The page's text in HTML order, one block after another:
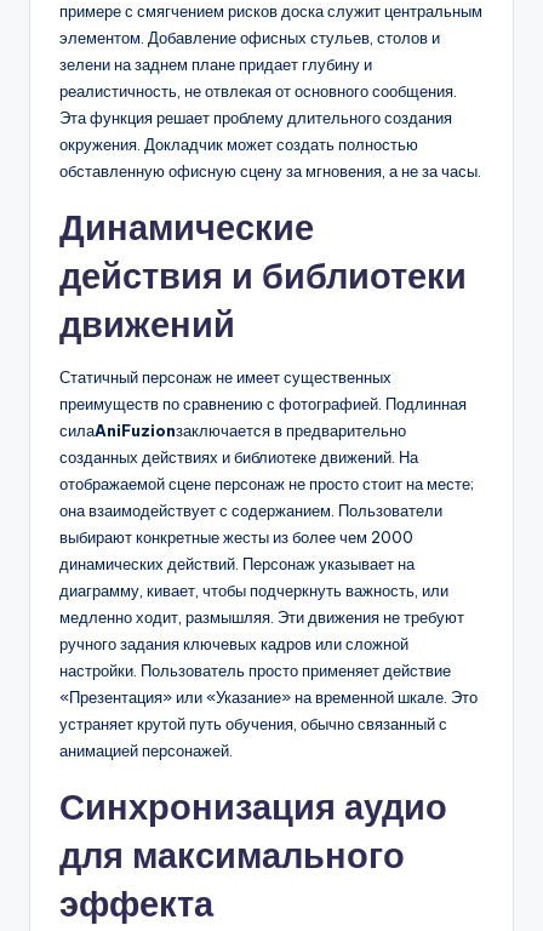
примере с смягчением рисков доска служит центральным
элементом. Добавление офисных стульев, столов и
зелени на заднем плане придает глубину и
реалистичность, не отвлекая от основного сообщения.
Эта функция решает проблему длительного создания
окружения. Докладчик может создать полностью
обставленную офисную сцену за мгновения, а не за часы.
Динамические
действия и библиотеки
движений
Статичный персонаж не имеет существенных
преимуществ по сравнению с фотографией. Подлинная
силаAniFuzionзаключается в предварительно
созданных действиях и библиотеке движений. На
отображаемой сцене персонаж не просто стоит на месте;
она взаимодействует с содержанием. Пользователи
выбирают конкретные жесты из более чем 2000
динамических действий. Персонаж указывает на
диаграмму, кивает, чтобы подчеркнуть важность, или
медленно ходит, размышляя. Эти движения не требуют
ручного задания ключевых кадров или сложной
настройки. Пользователь просто применяет действие
«Презентация» или «Указание» на временной шкале. Это
устраняет крутой путь обучения, обычно связанный с
анимацией персонажей.
Синхронизация аудио
для максимального
эффекта